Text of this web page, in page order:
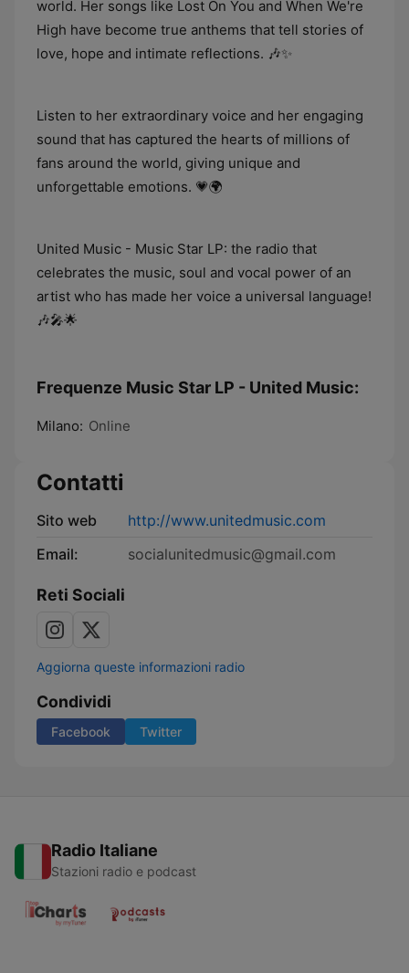
world. Her songs like Lost On You and When We're
High have become true anthems that tell stories of
love, hope and intimate reflections. 🎶✨
Listen to her extraordinary voice and her engaging
sound that has captured the hearts of millions of
fans around the world, giving unique and
unforgettable emotions. 💗🌍
United Music - Music Star LP: the radio that
celebrates the music, soul and vocal power of an
artist who has made her voice a universal language!
🎶🎤🌟
Frequenze Music Star LP - United Music:
Milano: Online
Contatti
Sito web
http://www.unitedmusic.com
Email:
socialunitedmusic@gmail.com
Reti Sociali
Aggiorna queste informazioni radio
Condividi
Facebook Twitter
Radio Italiane
Stazioni radio e podcast